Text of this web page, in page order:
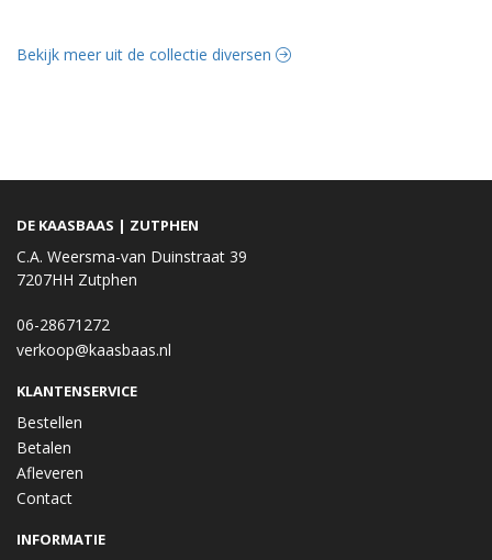
Bekijk meer uit de collectie diversen
DE KAASBAAS | ZUTPHEN
C.A. Weersma-van Duinstraat 39
7207HH Zutphen
06-28671272
verkoop@kaasbaas.nl
KLANTENSERVICE
Bestellen
Betalen
Afleveren
Contact
INFORMATIE